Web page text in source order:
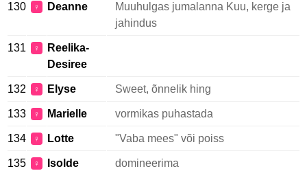
130 ♀ Deanne
Muuhulgas jumalanna Kuu, kerge ja
jahindus
131 ♀
Reelika-
Desiree
132 ♀ Elyse Sweet, õnnelik hing
133 ♀ Marielle vormikas puhastada
134 ♀ Lotte "Vaba mees" või poiss
135 ♀ Isolde domineerima